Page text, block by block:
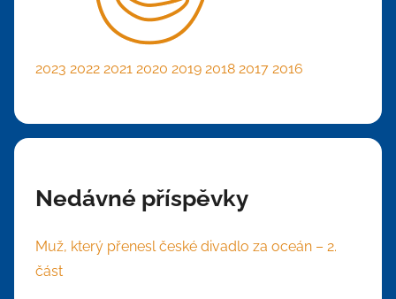
2023 2022 2021 2020 2019 2018 2017 2016
Nedávné příspěvky
Muž, který přenesl české divadlo za oceán – 2.
část